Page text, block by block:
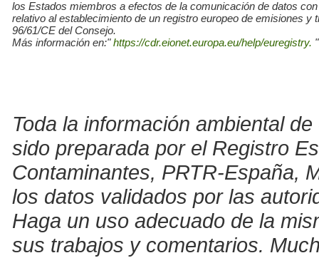
los Estados miembros a efectos de la comunicación de datos
relativo al establecimiento de un registro europeo de emisiones
96/61/CE del Consejo.
Más información en:"https://cdr.eionet.europa.eu/help/euregistry. "
Toda la información ambiental
sido preparada por el Registro
Contaminantes, PRTR-España,
los datos validados por las
Haga un uso adecuado de la
sus trabajos y comentarios.